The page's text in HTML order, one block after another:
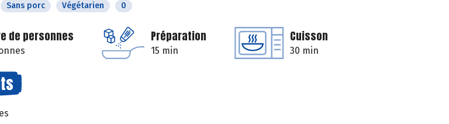
Sans porc Végétarien 0
de personnes Préparation
15 min
Cuisson
30 min